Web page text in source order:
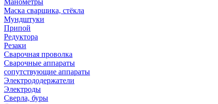
Манометры
Маска сварщика, стёкла
Мундштуки
Припой
Редуктора
Резаки
Сварочная проволка
Сварочные аппараты
сопутствующие аппараты
Электрододержатели
Электроды
Сверла, буры